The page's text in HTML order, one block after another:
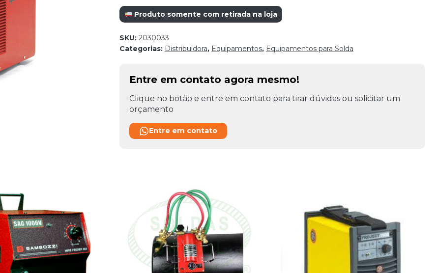
Produto somente com retirada na loja
SKU: 2030033
Categorias: Distribuidora, Equipamentos, Equipamentos para Solda
Entre em contato agora mesmo!
Clique no botão e entre em contato para tirar dúvidas ou solicitar um
orçamento
Entre em contato